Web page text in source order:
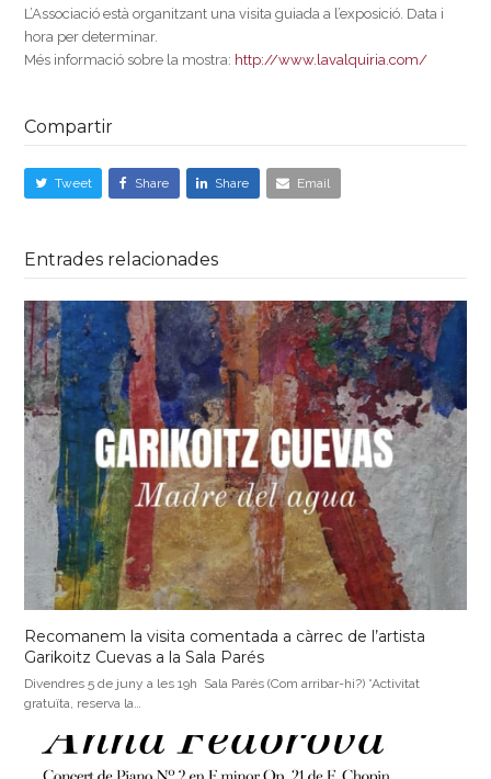
L’Associació està organitzant una visita guiada a l’exposició. Data i
hora per determinar.
Més informació sobre la mostra: http://www.lavalquiria.com/
Compartir
Tweet Share Share Email
Entrades relacionades
Recomanem la visita comentada a càrrec de l’artista
Garikoitz Cuevas a la Sala Parés
Divendres 5 de juny a les 19h Sala Parés (Com arribar-hi?) *Activitat
gratuïta, reserva la…